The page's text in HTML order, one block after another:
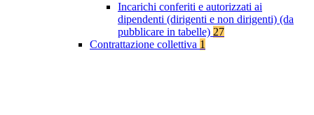
Incarichi conferiti e autorizzati ai
dipendenti (dirigenti e non dirigenti) (da
pubblicare in tabelle) 27
Contrattazione collettiva 1